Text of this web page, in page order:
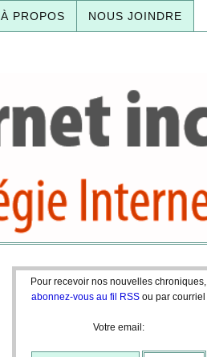
À PROPOS NOUS JOINDRE
Pour recevoir nos nouvelles chroniques,
abonnez-vous au fil RSS ou par courriel
Votre email: